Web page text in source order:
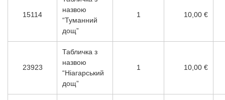
15114
назвою
“Туманний
дощ”
1 10,00 €
23923
Табличка з
назвою
“Ніагарський
дощ”
1 10,00 €